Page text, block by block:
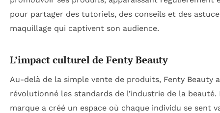
pour partager des tutoriels, des conseils et des
maquillage qui captivent son audience.
L’impact culturel de Fenty Beauty
Au-delà de la simple vente de produits, Fenty Beauty a
révolutionné les standards de l’industrie de la beauté.
marque a créé un espace où chaque individu se sent